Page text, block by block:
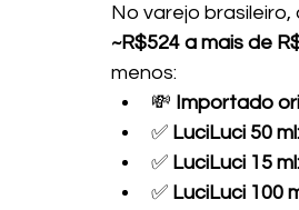
No varejo brasileiro,
~R$524 a mais de
menos:
💸 Importado
✅ LuciLuci 50
✅ LuciLuci 15
✅ LuciLuci 100